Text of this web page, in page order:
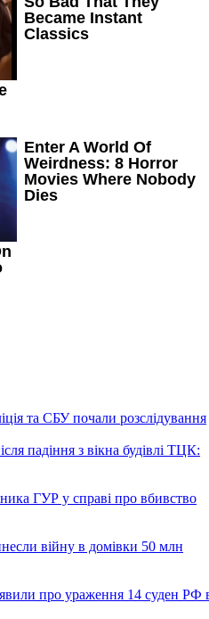
та СБУ почали розслідування
падіння з вікна будівлі ТЦК:
ГУР у справі про вбивство
війну в домівки 50 млн
про ураження 14 суден РФ